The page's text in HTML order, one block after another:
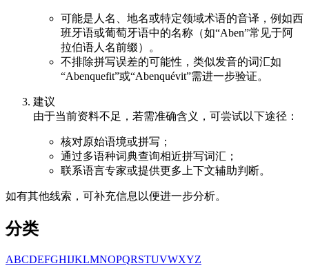
可能是人名、地名或特定领域术语的音译，例如西
班牙语或葡萄牙语中的名称（如“Aben”常见于阿
拉伯语人名前缀）。
不排除拼写误差的可能性，类似发音的词汇如
“Abenquefit”或“Abenquévit”需进一步验证。
建议
由于当前资料不足，若需准确含义，可尝试以下途径：
核对原始语境或拼写；
通过多语种词典查询相近拼写词汇；
联系语言专家或提供更多上下文辅助判断。
如有其他线索，可补充信息以便进一步分析。
分类
ABCDEFGHIJKLMNOPQRSTUVWXYZ